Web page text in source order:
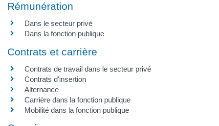
Rémunération
Dans le secteur privé
Dans la fonction publique
Contrats et carrière
Contrats de travail dans le secteur privé
Contrats d'insertion
Alternance
Carrière dans la fonction publique
Mobilité dans la fonction publique